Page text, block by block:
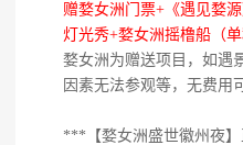
赠婺女洲门票+《遇见婺
灯光秀+婺女洲摇橹船（单
婺女洲为赠送项目，如遇
因素无法参观等，无费用
***【婺女洲盛世徽州夜】